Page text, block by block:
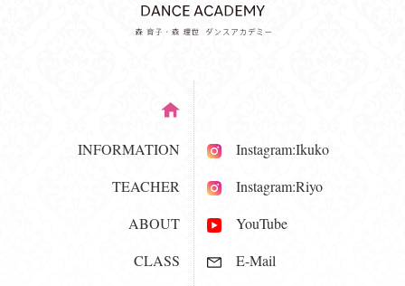
INFORMATION
TEACHER
ABOUT
CLASS
Instagram:Ikuko
Instagram:Riyo
YouTube
E-Mail